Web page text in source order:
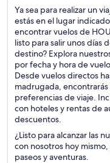
Ya sea para realizar un
estás en el lugar
encontrar vuelos de
listo para salir unos días
destino? Explora
por fecha y hora de
Desde vuelos directos
madrugada,
preferencias de viaje.
con hoteles y rentas de
descuentos.
¿Listo para alcanzar las
con nosotros hoy
paseos y aventuras.